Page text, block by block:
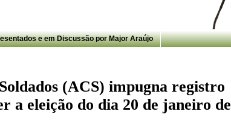
e em Discussão por Major Araújo
(ACS) impugna registro
a eleição do dia 20 de janeiro de